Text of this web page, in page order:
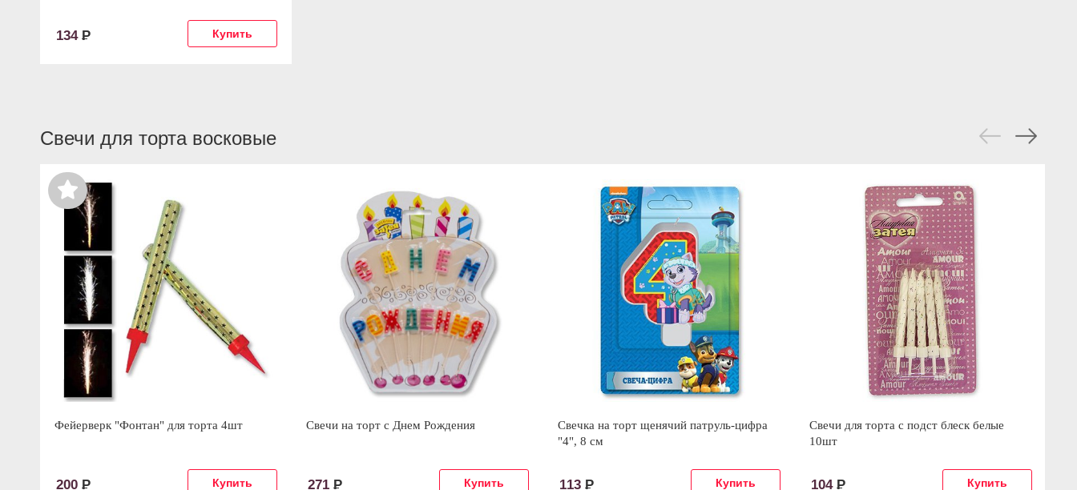
134 Р
Свечи для торта восковые
Фейерверк "Фонтан" для торта 4шт
200 Р
Свечи на торт с Днем Рождения
271 Р
Свечка на торт щенячий патруль-цифра
"4", 8 см
113 Р
Свечи для торта с подст блеск белые
10шт
104 Р